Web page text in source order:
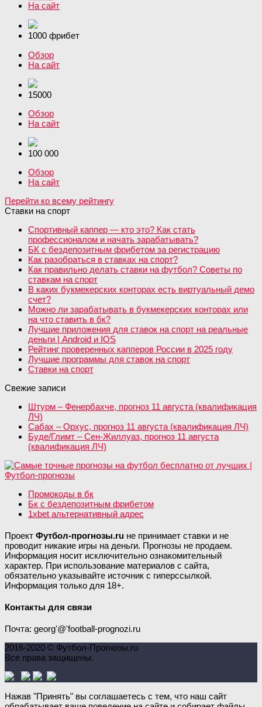
На сайт
1000 фрибет
Обзор
На сайт
15000
Обзор
На сайт
100 000
Обзор
На сайт
Перейти ко всему рейтингу
Ставки на спорт
Спортивный каппер — кто это? Как стать
профессионалом и начать зарабатывать?
БК с бездепозитным фрибетом за регистрацию
Как разобраться в ставках на спорт?
Как правильно делать ставки на футбол? Советы по
ставкам на спорт
В каких букмекерских конторах есть виртуальный демо
счет?
Можно ли зарабатывать в букмекерских конторах или
на что ставить в бк?
Лучшие приложения для ставок на спорт на реальные
деньги | Android и IOS
Рейтинг проверенных капперов России в 2025 году
Лучшие программы для ставок на спорт
Ставки на спорт
Свежие записи
Штурм – Фенербахче, прогноз 11 августа (квалификация
ЛЧ)
Сабах – Орхус, прогноз 11 августа (квалификация ЛЧ)
Буде/Глимт – Сен-Жиллуаз, прогноз 11 августа
(квалификация ЛЧ)
Промокоды в бк
Бк с бездепозитным фрибетом
1xbet альтернативный адрес
Проект Футбол-прогнозы.ru не принимает ставки и не
проводит никакие игры на деньги. Прогнозы не продаем.
Информация носит исключительно ознакомительный
характер. При использование материалов с сайта,
обязательно указывайте источник с гиперссылкой.
Информация только для 18+.
Контакты для связи
Почта: georg'@'football-prognozi.ru
2016-2020 © Футбол-Прогнозы.ru
Все права защищены.
Нажав "Принять" вы соглашаетесь с тем, что наш сайт